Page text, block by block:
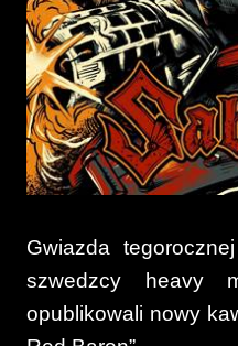
Gwiazda
szwedzcy heavy
opublikowali nowy